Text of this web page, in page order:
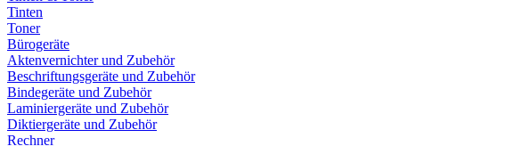
Tinten
Toner
Bürogeräte
Aktenvernichter und Zubehör
Beschriftungsgeräte und Zubehör
Bindegeräte und Zubehör
Laminiergeräte und Zubehör
Diktiergeräte und Zubehör
Rechner